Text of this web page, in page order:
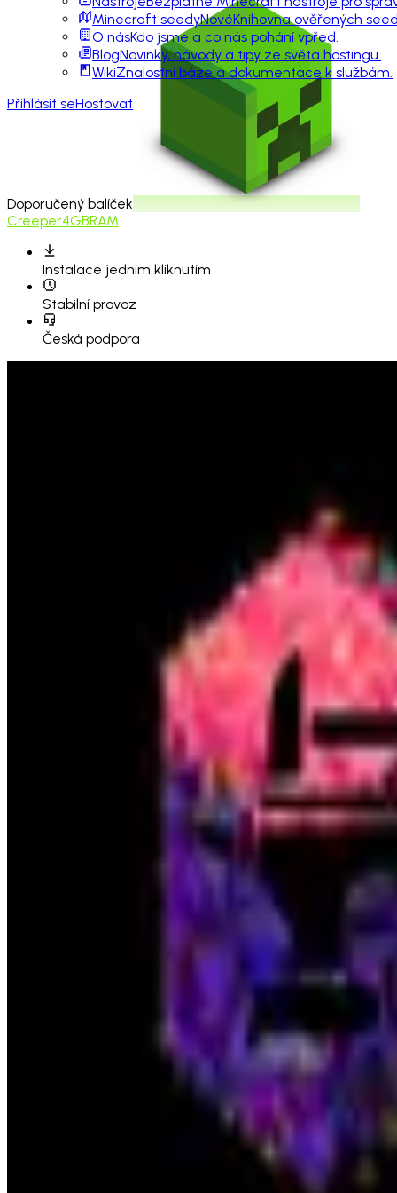
Minecraft seedyNovéKnihovna ověřených
O násKdo jsme a co nás pohání vpřed.
BlogNovinky, návody a tipy ze světa hostingu.
WikiZnalostní báze a dokumentace k službám.
Přihlásit seHostovat
Doporučený balíček
Creeper4GBRAM
Instalace jedním kliknutím
Stabilní provoz
Česká podpora